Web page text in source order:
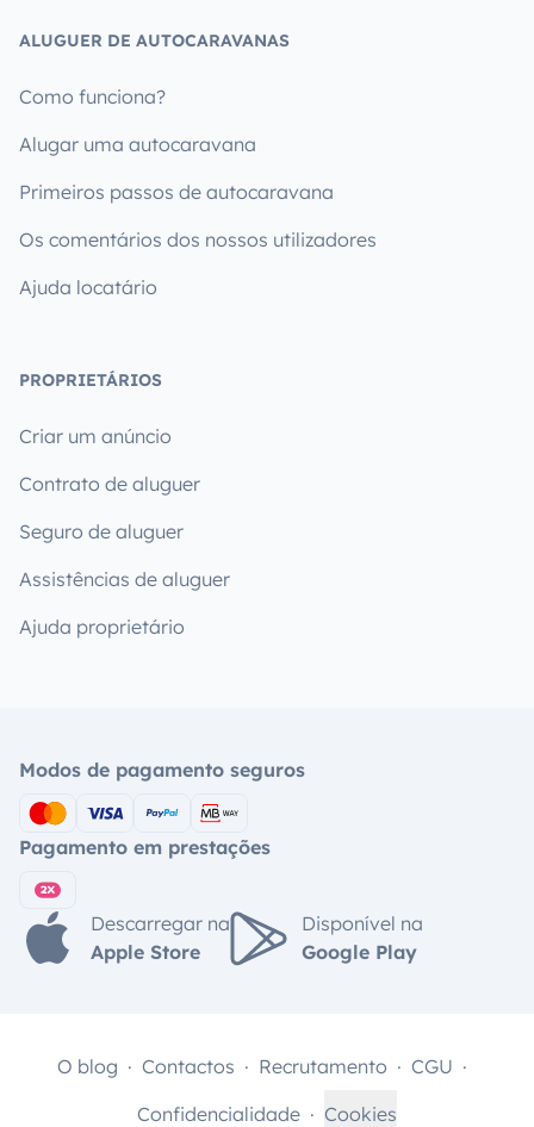
ALUGUER DE AUTOCARAVANAS
Como funciona?
Alugar uma autocaravana
Primeiros passos de autocaravana
Os comentários dos nossos utilizadores
Ajuda locatário
PROPRIETÁRIOS
Criar um anúncio
Contrato de aluguer
Seguro de aluguer
Assistências de aluguer
Ajuda proprietário
Modos de pagamento seguros
Pagamento em prestações
Descarregar na
Apple Store
Disponível na
Google Play
O blog Contactos Recrutamento
CGU
Confidencialidade
Cookies